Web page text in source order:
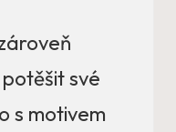
své
s motivem